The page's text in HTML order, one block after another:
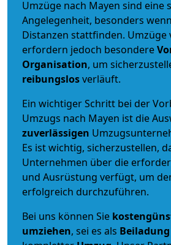
Umzüge nach Mayen sind eine
Angelegenheit, besonders
Distanzen stattfinden. Umzüge
erfordern jedoch besondere
Organisation, um
reibungslosverläuft.
Ein wichtiger Schritt bei der
Umzugs nach Mayen ist die
zuverlässigen
Es ist wichtig, sicherzustellen,
Unternehmen über die
und Ausrüstung verfügt, um
erfolgreich durchzuführen.
Bei uns können Sie
umziehen, sei es als Beiladung